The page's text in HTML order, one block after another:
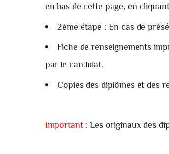
en bas de cette page, en
2ème étape : En cas de
Fiche de renseignements
par le candidat.
Copies des diplômes et des
Important : Les originaux des